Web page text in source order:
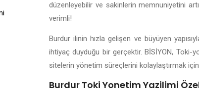
düzenleyebilir ve sakinlerin memnuniyetini
verimli!
Burdur ilinin hızla gelişen ve büyüyen
ihtiyaç duyduğu bir gerçektir. BİSİYON, Toki-
sitelerin yönetim süreçlerini kolaylaştırmak için
Burdur Toki Yonetim Yazilimi